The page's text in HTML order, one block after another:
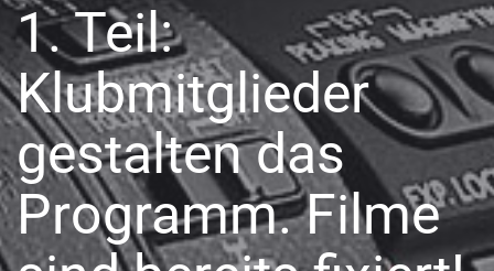
1. Teil:
Klubmitglieder
gestalten das
Programm. Filme